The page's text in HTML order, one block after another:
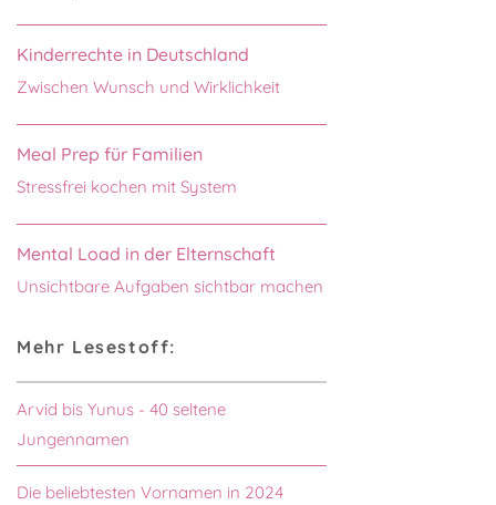
Kinderrechte in Deutschland
Zwischen Wunsch und Wirklichkeit
Meal Prep für Familien
Stressfrei kochen mit System
Mental Load in der Elternschaft
Unsichtbare Aufgaben sichtbar machen
Mehr Lesestoff:
Arvid bis Yunus - 40 seltene
Jungennamen
Die beliebtesten Vornamen in 2024